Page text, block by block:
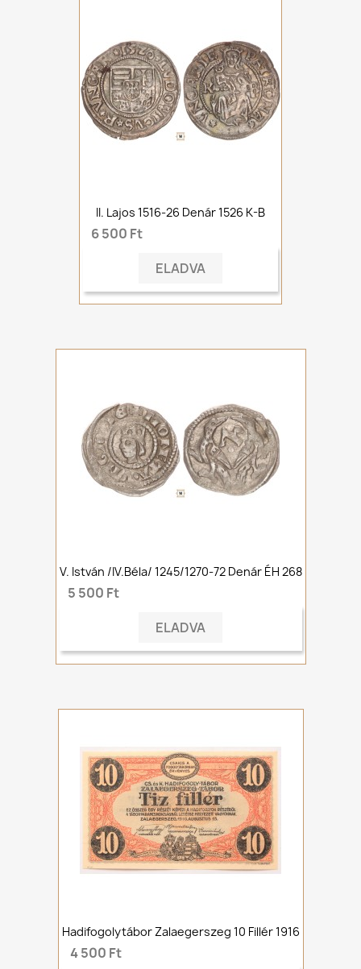
II. Lajos 1516-26 Denár 1526 K-B
6 500 Ft
ELADVA
V. István /IV.Béla/ 1245/1270-72 Denár ÉH 268
5 500 Ft
ELADVA
Hadifogolytábor Zalaegerszeg 10 Fillér 1916
4 500 Ft